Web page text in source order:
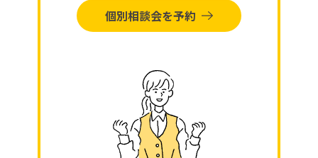
個別相談会を予約